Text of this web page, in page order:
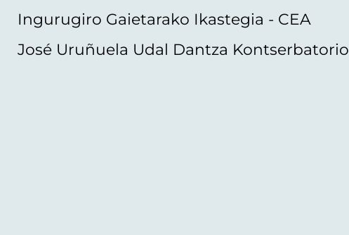
Ingurugiro Gaietarako Ikastegia - CEA
José Uruñuela Udal Dantza